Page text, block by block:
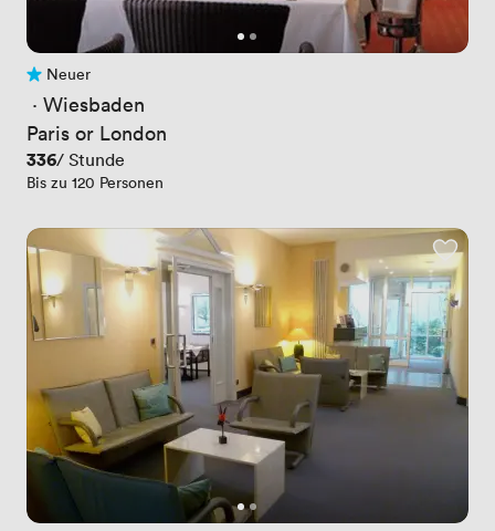
Noch keine Bewertungen
Neuer
· Wiesbaden
Paris or London
Preis
336/ Stunde
Bis zu 120 Personen